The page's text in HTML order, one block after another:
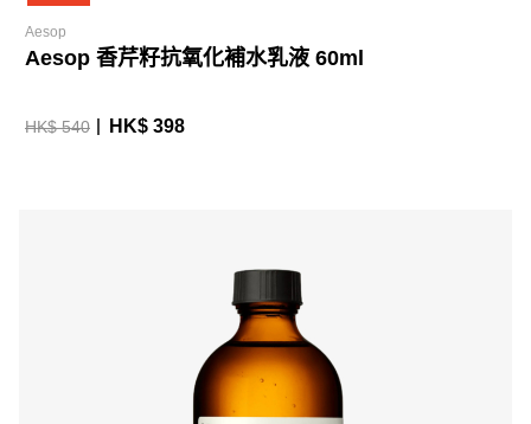
Aesop
Aesop 香芹籽抗氧化補水乳液 60ml
HK$ 540 HK$ 398